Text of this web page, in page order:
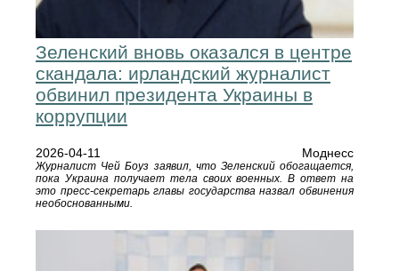
Зеленский вновь оказался в центре
скандала: ирландский журналист
обвинил президента Украины в
коррупции
2026-04-11 Моднесс
Журналист Чей Боуз заявил, что Зеленский обогащается,
пока Украина получает тела своих военных. В ответ на
это пресс-секретарь главы государства назвал обвинения
необоснованными.